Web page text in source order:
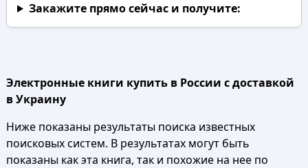
Закажите прямо сейчаси получите:
Электронные книги купить в России с доставкой
в Украину
Ниже показаны результаты поиска известных
поисковых систем. В результатах могут быть
показаны как эта книга, так и похожие на нее по